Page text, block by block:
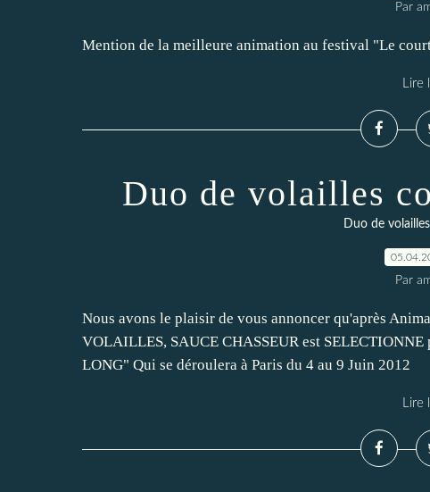
Par
Mention de la meilleure animation au festival "Le
Lire
Duo de volailles
Duo de
Par
Nous avons le plaisir de vous annoncer qu'après
VOLAILLES, SAUCE CHASSEUR est
LONG" Qui se déroulera à Paris du 4 au 9 Juin 2012
Lire